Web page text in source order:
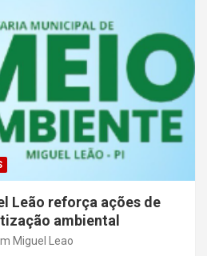
Leão reforça ações de
ambiental
Miguel Leao